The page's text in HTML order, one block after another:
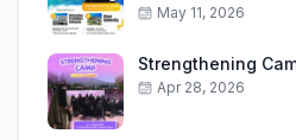
May 11, 2026
Strengthening
Apr 28, 2026